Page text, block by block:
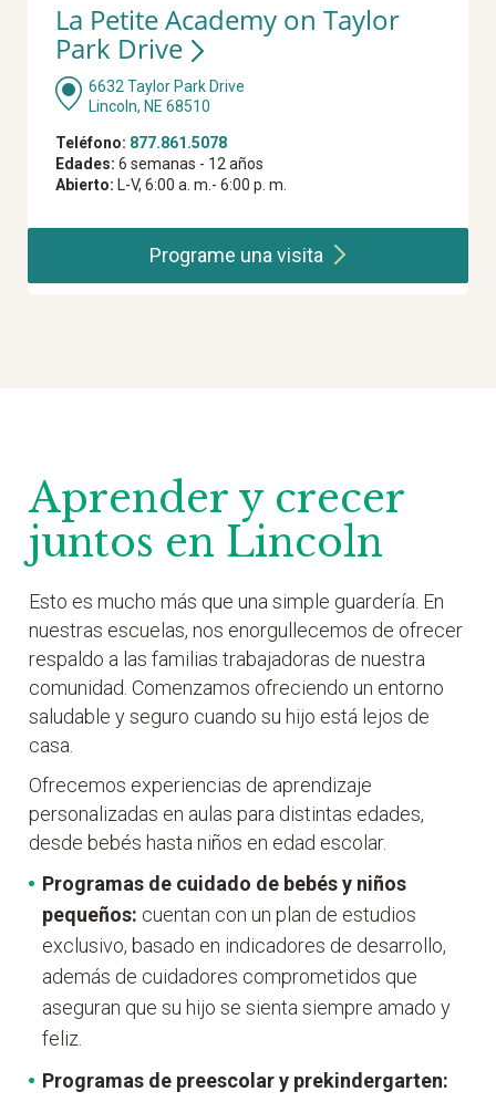
La Petite Academy on Taylor
Park Drive
6632 Taylor Park Drive
Lincoln, NE 68510
Teléfono: 877.861.5078
Edades: 6 semanas - 12 años
Abierto: L-V, 6:00 a. m.- 6:00 p. m.
Programe unavisita
Aprender y crecer
juntos en Lincoln
Esto es mucho más que una simple guardería. En
nuestras escuelas, nos enorgullecemos de ofrecer
respaldo a las familias trabajadoras de nuestra
comunidad. Comenzamos ofreciendo un entorno
saludable y seguro cuando su hijo está lejos de
casa.
Ofrecemos experiencias de aprendizaje
personalizadas en aulas para distintas edades,
desde bebés hasta niños en edad escolar.
Programas de cuidado de bebés y niños
pequeños: cuentan con un plan de estudios
exclusivo, basado en indicadores de desarrollo,
además de cuidadores comprometidos que
aseguran que su hijo se sienta siempre amado y
feliz.
Programas de preescolar y prekindergarten: